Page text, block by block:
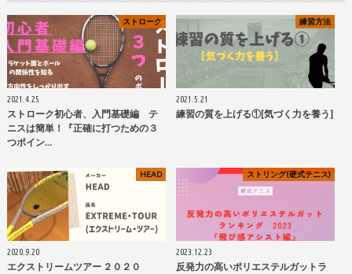
ストローク
2021.4.25
ストローク初心者、入門基礎編 テ
ニスは簡単！『正確に打つための３
つポイン…
練習方法
2021.5.21
練習の質を上げる①[気づく力を養う]
HEAD
2020.9.20
エクストリームツアー ２０２０
ストリング(硬式テニス)
2023.12.23
反発力の高いポリエステルガットラ